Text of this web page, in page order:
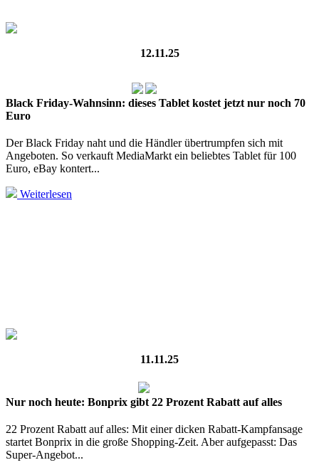
12.11.25
Black Friday-Wahnsinn: dieses Tablet kostet jetzt nur noch 70
Euro
Der Black Friday naht und die Händler übertrumpfen sich mit
Angeboten. So verkauft MediaMarkt ein beliebtes Tablet für 100
Euro, eBay kontert...
Weiterlesen
11.11.25
Nur noch heute: Bonprix gibt 22 Prozent Rabatt auf alles
22 Prozent Rabatt auf alles: Mit einer dicken Rabatt-Kampfansage
startet Bonprix in die große Shopping-Zeit. Aber aufgepasst: Das
Super-Angebot...